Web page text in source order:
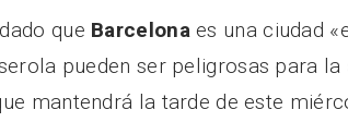
que Barcelonaes una ciudad
pueden ser peligrosas para la
mantendrá la tarde de este